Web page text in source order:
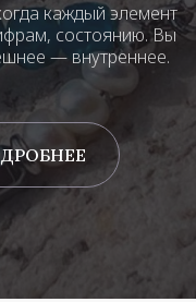
каждый элемент
состоянию. Вы
— внутреннее.